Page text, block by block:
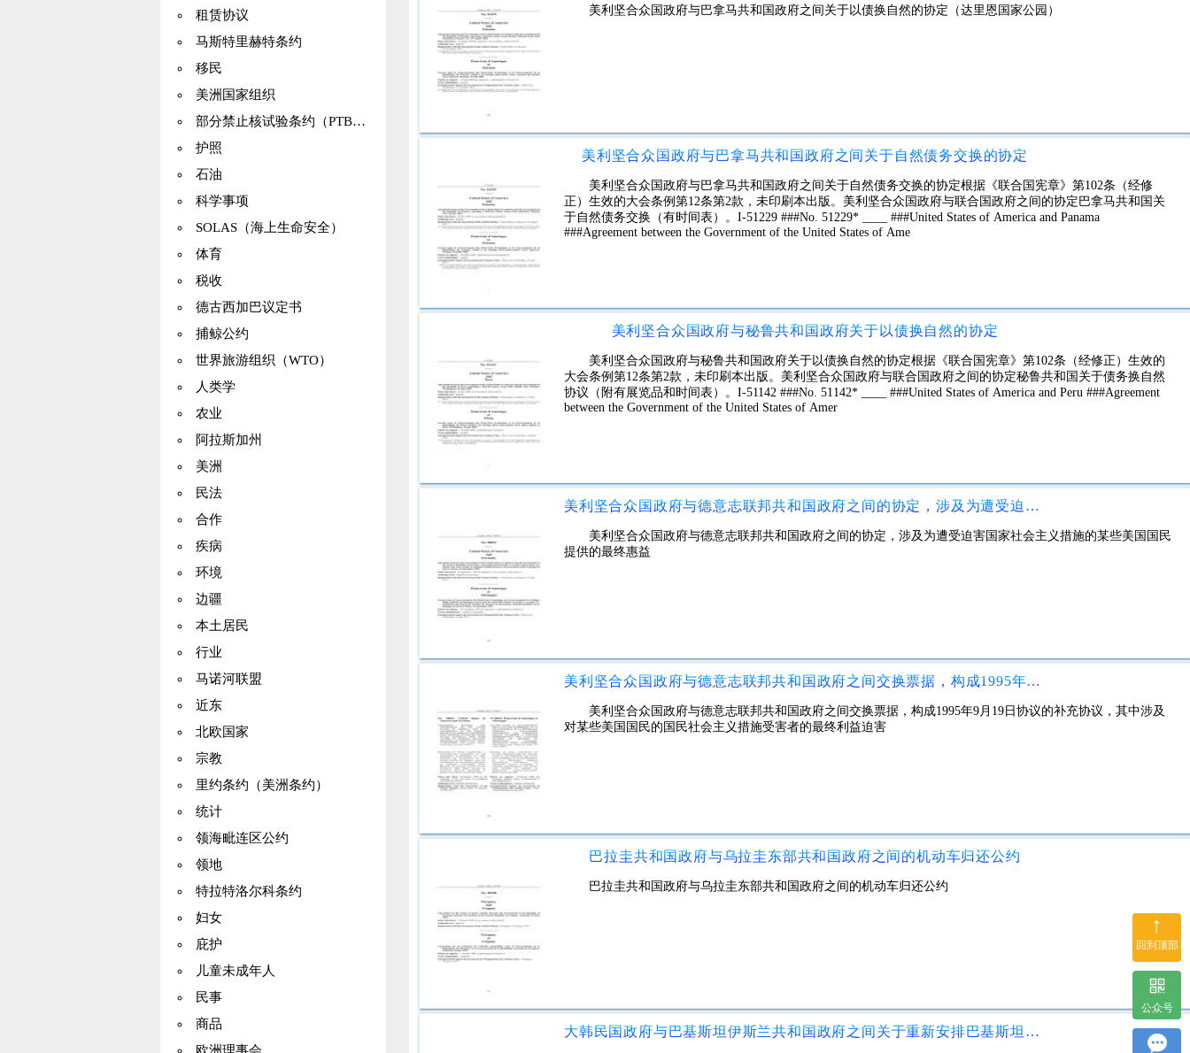
租赁协议
马斯特里赫特条约
移民
美洲国家组织
部分禁止核试验条约（PTBT）
护照
石油
科学事项
SOLAS（海上生命安全）
体育
税收
德古西加巴议定书
捕鲸公约
世界旅游组织（WTO）
人类学
农业
阿拉斯加州
美洲
民法
合作
疾病
环境
边疆
本土居民
行业
马诺河联盟
近东
北欧国家
宗教
里约条约（美洲条约）
统计
领海毗连区公约
领地
特拉特洛尔科条约
妇女
庇护
儿童未成年人
民事
商品
美利坚合众国政府与巴拿马共和国政府之间关于以债换自然的协定（达里恩国家公园）
美利坚合众国政府与巴拿马共和国政府之间关于自然债务交换的协定
美利坚合众国政府与巴拿马共和国政府之间关于自然债务交换的协定根据《联合国宪章》第102条（经修
正）生效的大会条例第12条第2款，未印刷本出版。美利坚合众国政府与联合国政府之间的协定巴拿马共和国关
于自然债务交换（有时间表）。I-51229 ###No. 51229* ____ ###United States of America and Panama
###Agreement between the Government of the United States of Ame
美利坚合众国政府与秘鲁共和国政府关于以债换自然的协定
美利坚合众国政府与秘鲁共和国政府关于以债换自然的协定根据《联合国宪章》第102条（经修正）生效的
大会条例第12条第2款，未印刷本出版。美利坚合众国政府与联合国政府之间的协定秘鲁共和国关于债务换自然
协议（附有展览品和时间表）。I-51142 ###No. 51142* ____ ###United States of America and Peru ###Agreement
between the Government of the United States of Amer
美利坚合众国政府与德意志联邦共和国政府之间的协定，涉及为遭受迫害国家社会主义措施的某些美国国民提供的最终惠益
美利坚合众国政府与德意志联邦共和国政府之间的协定，涉及为遭受迫害国家社会主义措施的某些美国国民
提供的最终惠益
美利坚合众国政府与德意志联邦共和国政府之间交换票据，构成1995年9月19日协议的补充协议，其中涉及对某些美国国民的国民社会主义措施受害者的最终利益迫害
美利坚合众国政府与德意志联邦共和国政府之间交换票据，构成1995年9月19日协议的补充协议，其中涉及
对某些美国国民的国民社会主义措施受害者的最终利益迫害
巴拉圭共和国政府与乌拉圭东部共和国政府之间的机动车归还公约
巴拉圭共和国政府与乌拉圭东部共和国政府之间的机动车归还公约
大韩民国政府与巴基斯坦伊斯兰共和国政府之间关于重新安排巴基斯坦伊斯兰共和国欠大韩民国外债的双边协定
↑
回到顶部
公众号